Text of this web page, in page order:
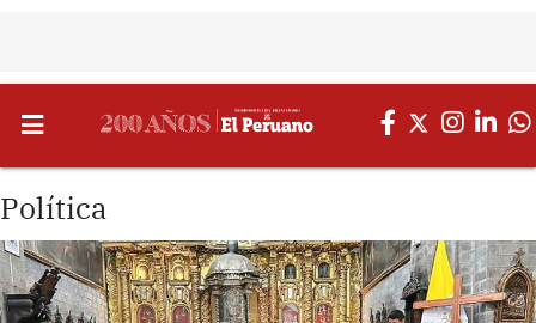
Política